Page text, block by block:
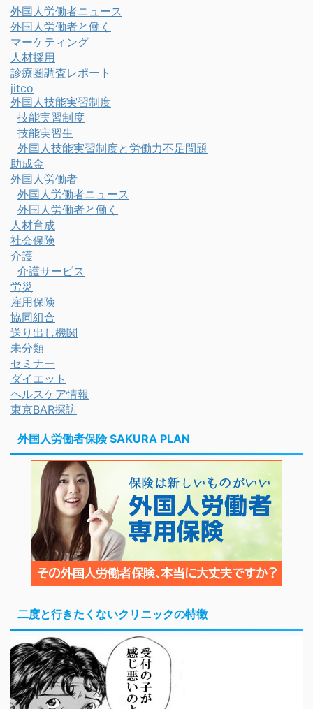
外国人労働者ニュース
外国人労働者と働く
マーケティング
人材採用
診療圏調査レポート
jitco
外国人技能実習制度
技能実習制度
技能実習生
外国人技能実習制度と労働力不足問題
助成金
外国人労働者
外国人労働者ニュース
外国人労働者と働く
人材育成
社会保険
介護
介護サービス
労災
雇用保険
協同組合
送り出し機関
未分類
セミナー
ダイエット
ヘルスケア情報
東京BAR探訪
外国人労働者保険 SAKURA PLAN
二度と行きたくないクリニックの特徴